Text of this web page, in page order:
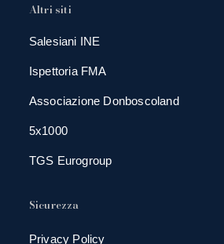
Altri siti
Salesiani INE
Ispettoria FMA
Associazione Donboscoland
5x1000
TGS Eurogroup
Sicurezza
Privacy Policy